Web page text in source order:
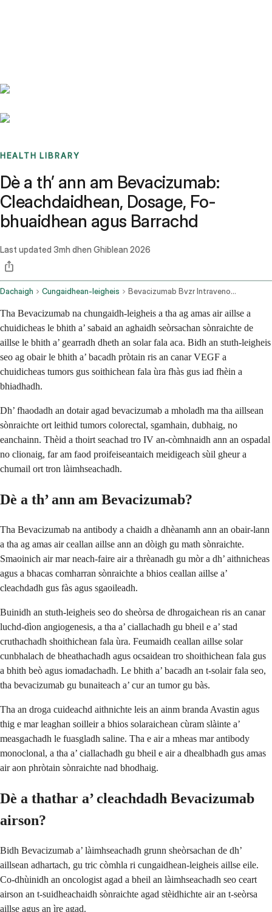
HEALTH LIBRARY
Dè a th’ ann am Bevacizumab:
Cleachdaidhean, Dosage, Fo-
bhuaidhean agus Barrachd
Last updated 3mh dhen Ghiblean 2026
Dachaigh Cungaidhean-leigheis Bevacizumab Bvzr Intravenous Route
Tha Bevacizumab na chungaidh-leigheis a tha ag amas air aillse a
chuidicheas le bhith a’ sabaid an aghaidh seòrsachan sònraichte de
aillse le bhith a’ gearradh dheth an solar fala aca. Bidh an stuth-leigheis
seo ag obair le bhith a’ bacadh pròtain ris an canar VEGF a
chuidicheas tumors gus soithichean fala ùra fhàs gus iad fhèin a
bhiadhadh.
Dh’ fhaodadh an dotair agad bevacizumab a mholadh ma tha aillsean
sònraichte ort leithid tumors colorectal, sgamhain, dubhaig, no
eanchainn. Thèid a thoirt seachad tro IV an-còmhnaidh ann an ospadal
no clionaig, far am faod proifeiseantaich meidigeach sùil gheur a
chumail ort tron làimhseachadh.
Dè a th’ ann am Bevacizumab?
Tha Bevacizumab na antibody a chaidh a dhèanamh ann an obair-lann
a tha ag amas air ceallan aillse ann an dòigh gu math sònraichte.
Smaoinich air mar neach-faire air a thrèanadh gu mòr a dh’ aithnicheas
agus a bhacas comharran sònraichte a bhios ceallan aillse a’
cleachdadh gus fàs agus sgaoileadh.
Buinidh an stuth-leigheis seo do sheòrsa de dhrogaichean ris an canar
luchd-dìon angiogenesis, a tha a’ ciallachadh gu bheil e a’ stad
cruthachadh shoithichean fala ùra. Feumaidh ceallan aillse solar
cunbhalach de bheathachadh agus ocsaidean tro shoithichean fala gus
a bhith beò agus iomadachadh. Le bhith a’ bacadh an t-solair fala seo,
tha bevacizumab gu bunaiteach a’ cur an tumor gu bàs.
Tha an droga cuideachd aithnichte leis an ainm branda Avastin agus
thig e mar leaghan soilleir a bhios solaraichean cùram slàinte a’
measgachadh le fuasgladh saline. Tha e air a mheas mar antibody
monoclonal, a tha a’ ciallachadh gu bheil e air a dhealbhadh gus amas
air aon phròtain sònraichte nad bhodhaig.
Dè a thathar a’ cleachdadh Bevacizumab
airson?
Bidh Bevacizumab a’ làimhseachadh grunn sheòrsachan de dh’
aillsean adhartach, gu tric còmhla ri cungaidhean-leigheis aillse eile.
Co-dhùinidh an oncologist agad a bheil an làimhseachadh seo ceart
airson an t-suidheachaidh sònraichte agad stèidhichte air an t-seòrsa
aillse agus an ìre agad.